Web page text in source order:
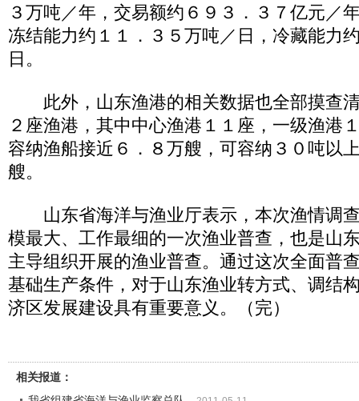
３万吨／年，交易额约６９３．３７亿元／
冻结能力约１１．３５万吨／日，冷藏能力
日。
此外，山东渔港的相关数据也全部摸查
２座渔港，其中中心渔港１１座，一级渔港
容纳渔船接近６．８万艘，可容纳３０吨以
艘。
山东省海洋与渔业厅表示，本次渔情调
模最大、工作最细的一次渔业普查，也是山
主导组织开展的渔业普查。通过这次全面普
基础生产条件，对于山东渔业转方式、调结
济区发展建设具有重要意义。（完）
相关报道：